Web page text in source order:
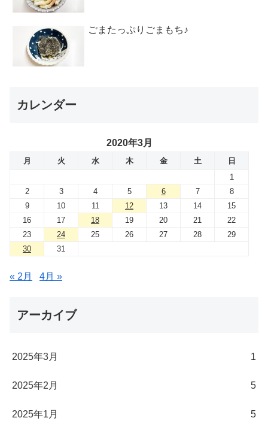
ごまたっぷりごまもち♪
カレンダー
2020年3月
月 火 水 木 金 土
日
1
2
3 4 5 6 7
8
9
10 11 12 13 14
15
16
17 18 19 20 21
22
23
24 25 26 27 28
29
30
31
« 2月 4月 »
アーカイブ
2025年3月 1
2025年2月 5
2025年1月 5